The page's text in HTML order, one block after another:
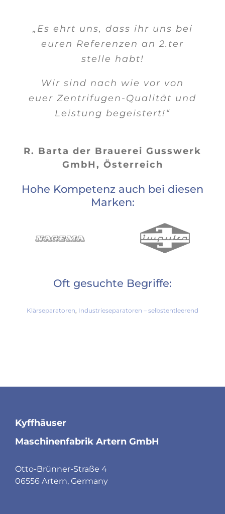
„Es ehrt uns, dass ihr uns bei
euren Referenzen an 2.ter
stelle habt!
Wir sind nach wie vor von
euer Zentrifugen-Qualität und
Leistung begeistert!“
R. Barta der Brauerei Gusswerk
GmbH, Österreich
Hohe Kompetenz auch bei diesen
Marken:
Oft gesuchte Begriffe:
Klärseparatoren, Industrieseparatoren – selbstentleerend
Kyffhäuser
Maschinenfabrik Artern GmbH
Otto-Brünner-Straße 4
06556 Artern, Germany